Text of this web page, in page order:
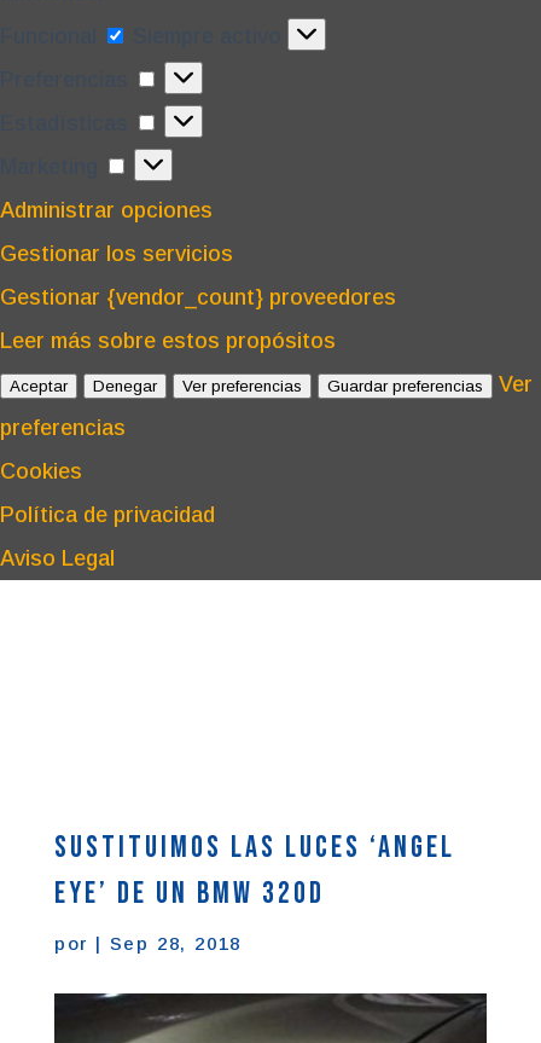
Preferencias
Estadísticas
Marketing
Administrar opciones
Gestionar los servicios
Gestionar {vendor_count} proveedores
Leer más sobre estos propósitos
Aceptar Denegar Ver preferencias Guardar preferencias
Ver
preferencias
Cookies
Política de privacidad
Aviso Legal
Sustituimos las luces ‘Angel
Eye’ de un BMW 320D
por | Sep 28, 2018